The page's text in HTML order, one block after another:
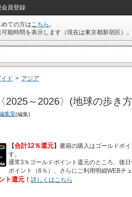
会員登録
ての方はこちら 。
能時間を表示します（現在は東京都新宿区 ）。
ド > アジア
2025～2026〉(地球の歩き
集室(編集)
【合計12％還元】 書籍の購入はゴールドポ
す。
通常3％ゴールドポイント還元のところ、後
ポイント（6％）、さらにご利用明細WEBチ
ト還元！ 詳しくはこちら